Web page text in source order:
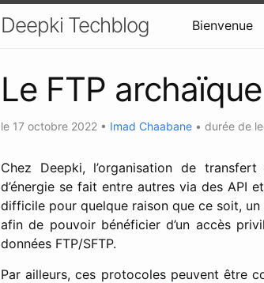
Deepki Techblog Bienvenue
Le FTP
le 17 octobre 2022 • Imad Chaabane • durée de
Chez Deepki, l’organisation de
d’énergie se fait entre autres via des API
difficile pour quelque raison que ce soit,
afin de pouvoir bénéficier d’un accès
données FTP/SFTP.
Par ailleurs, ces protocoles peuvent être